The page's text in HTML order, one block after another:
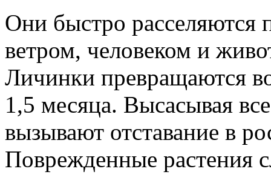
Они быстро расселяются
ветром, человеком и
Личинки превращаются
1,5 месяца. Высасывая
вызывают отставание в
Поврежденные растения